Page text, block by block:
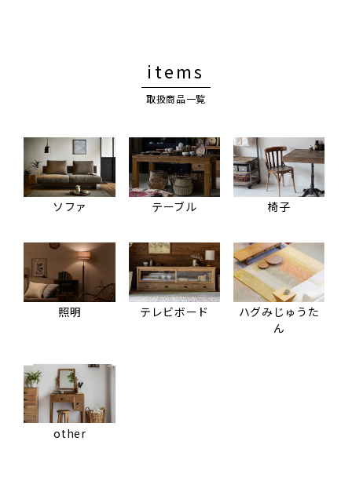
items
取扱商品一覧
ソファ テーブル 椅子
照明 テレビボード
ハグみじゅうた
ん
other